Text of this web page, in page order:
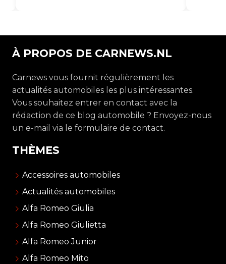
À PROPOS DE CARNEWS.NL
Carnews vous fournit régulièrement les
actualités automobiles les plus intéressantes.
Vous souhaitez entrer en contact avec la
rédaction de ce blog automobile ? Envoyez-nous
un e-mail via le formulaire de contact.
THÈMES
Accessoires automobiles
Actualités automobiles
Alfa Romeo Giulia
Alfa Romeo Giulietta
Alfa Romeo Junior
Alfa Romeo Mito